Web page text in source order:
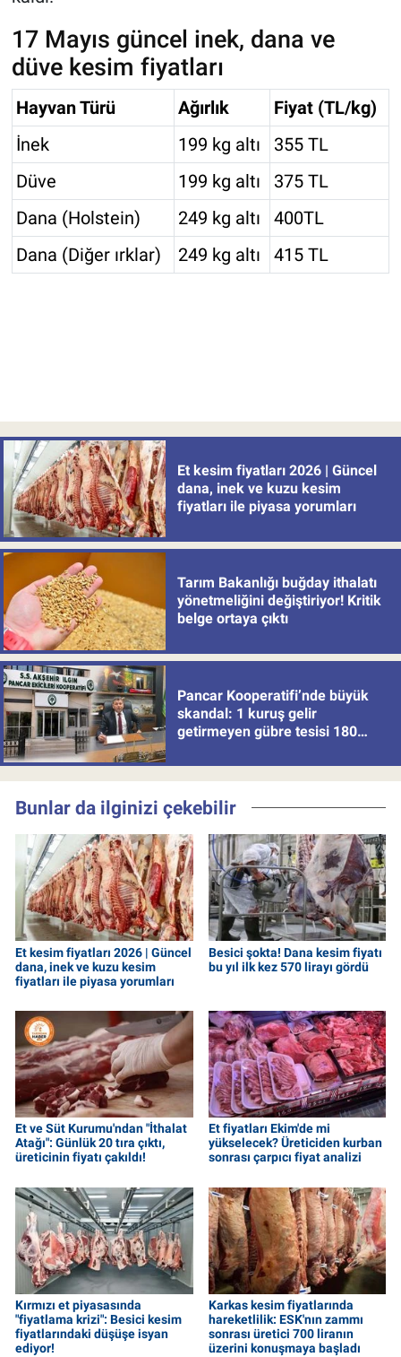
17 Mayıs güncel inek, dana ve
düve kesim fiyatları
Hayvan Türü Ağırlık
Fiyat (TL/kg)
İnek
199 kg altı
355 TL
Düve
199 kg altı
375 TL
Dana (Holstein)
249 kg altı
400TL
Dana (Diğer ırklar)
249 kg altı 415 TL
Et kesim fiyatları 2026 | Güncel
dana, inek ve kuzu kesim
fiyatları ile piyasa yorumları
Tarım Bakanlığı buğday ithalatı
yönetmeliğini değiştiriyor! Kritik
belge ortaya çıktı
Pancar Kooperatifi’nde büyük
skandal: 1 kuruş gelir
getirmeyen gübre tesisi 180
Bunlar da ilginizi çekebilir
Et kesim fiyatları 2026 | Güncel
dana, inek ve kuzu kesim
fiyatları ile piyasa yorumları
Besici şokta! Dana kesim fiyatı
bu yıl ilk kez 570 lirayı gördü
Et ve Süt Kurumu'ndan "İthalat
Atağı": Günlük 20 tıra çıktı,
üreticinin fiyatı çakıldı!
Et fiyatları Ekim'de mi
yükselecek? Üreticiden kurban
sonrası çarpıcı fiyat analizi
Kırmızı et piyasasında
"fiyatlama krizi": Besici kesim
fiyatlarındaki düşüşe isyan
ediyor!
Karkas kesim fiyatlarında
hareketlilik: ESK'nın zammı
sonrası üretici 700 liranın
üzerini konuşmaya başladı